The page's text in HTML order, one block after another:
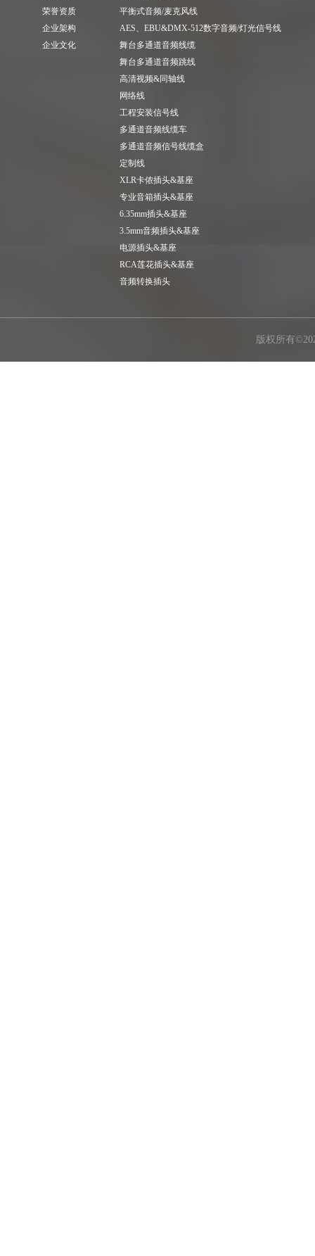
荣誉资质
企业架构
企业文化
平衡式音频/麦克风线
AES、EBU&DMX-512数字音频/灯光信号线
舞台多通道音频线缆
舞台多通道音频跳线
高清视频&同轴线
网络线
工程安装信号线
多通道音频线缆车
多通道音频信号线缆盒
定制线
XLR卡侬插头&基座
专业音箱插头&基座
6.35mm插头&基座
3.5mm音频插头&基座
电源插头&基座
RCA莲花插头&基座
音频转换插头
版权所有